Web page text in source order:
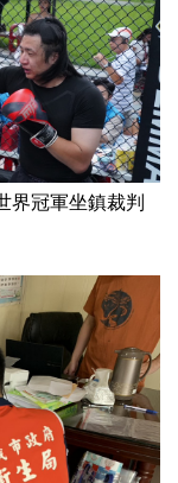
冠軍坐鎮裁判